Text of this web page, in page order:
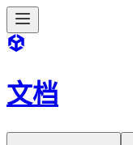
文档